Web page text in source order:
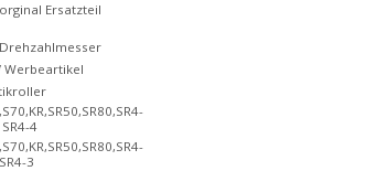
Ersatzteil
Werbeartikel
4
3